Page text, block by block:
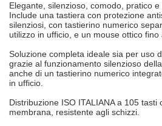
Elegante, silenzioso, comodo, pratico e
Include una tastiera con protezione
silenziosi, con tastierino numerico
utilizzo in ufficio, e un mouse ottico fino
Soluzione completa ideale sia per uso
grazie al funzionamento silenzioso
anche di un tastierino numerico
in ufficio.
Distribuzione ISO ITALIANA a 105 tasti
membrana, resistente agli schizzi.